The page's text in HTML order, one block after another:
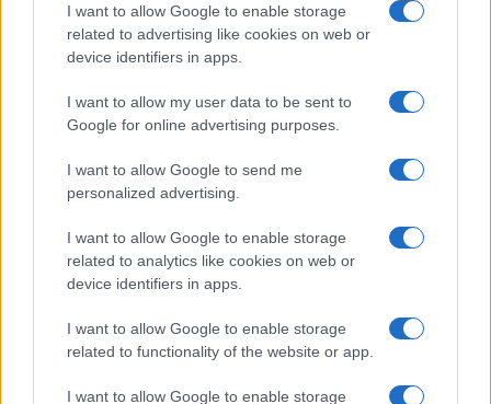
I want to allow Google to enable storage
related to advertising like cookies on web or
device identifiers in apps.
I want to allow my user data to be sent to
Google for online advertising purposes.
I want to allow Google to send me
personalized advertising.
I want to allow Google to enable storage
related to analytics like cookies on web or
device identifiers in apps.
I want to allow Google to enable storage
related to functionality of the website or app.
I want to allow Google to enable storage
Sigue leyendo
NOTICIAS